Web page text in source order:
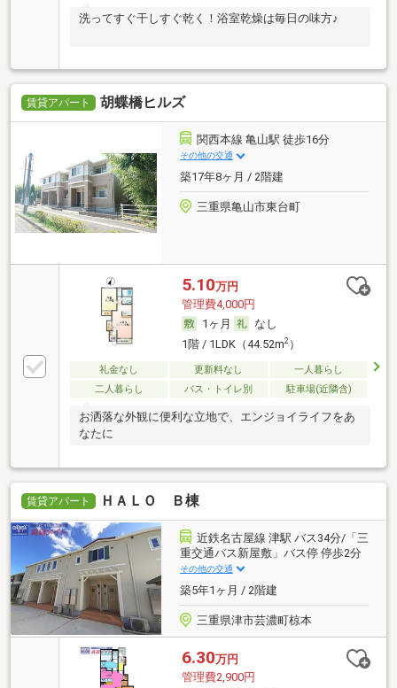
洗ってすぐ干しすぐ乾く！浴室乾燥は毎日の味方♪
賃貸アパート 胡蝶橋ヒルズ
関西本線 亀山駅 徒歩16分
その他の交通
築17年8ヶ月 / 2階建
三重県亀山市東台町
5.10万円
管理費4,000円
1ヶ月
なし
1階 / 1LDK（44.52m2）
礼金なし 更新料なし
一人暮らし
二人暮らし
バス・トイレ別 駐車場(近隣含)
お洒落な外観に便利な立地で、エンジョイライフをあ
なたに
賃貸アパート ＨＡＬＯ Ｂ棟
近鉄名古屋線 津駅 バス34分/「三
重交通バス新屋敷」バス停 停歩2分
その他の交通
築5年1ヶ月 / 2階建
三重県津市芸濃町椋本
6.30万円
管理費2,900円